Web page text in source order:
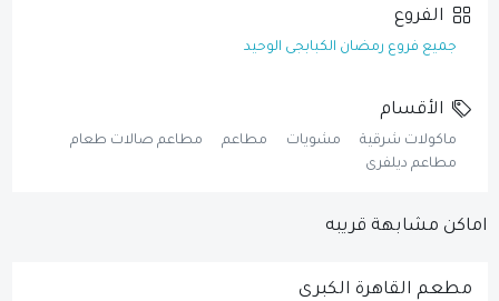
الفروع
جميع فروع رمضان الكبابجى الوحيد
الأقسام
ماكولات شرقية مشويات مطاعم
مطاعم صالات طعام
مطاعم ديلفرى
اماكن مشابهة قريبه
مطعم القاهرة الكبرى